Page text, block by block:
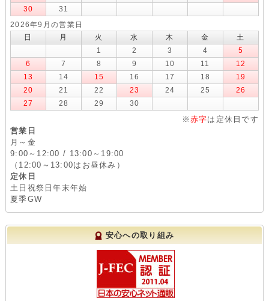
30
31
2026年9月の営業日
日
月 火 水 木 金
土
1
2 3 4
5
6
7 8 9 10 11
12
13
14 15 16 17 18
19
20
21 22 23 24 25
26
27
28 29 30
※ 赤字は定休日です
営業日
月～金
9:00～12:00 / 13:00～19:00
（12:00～13:00はお昼休み）
定休日
土日祝祭日年末年始
夏季GW
安心への取り組み